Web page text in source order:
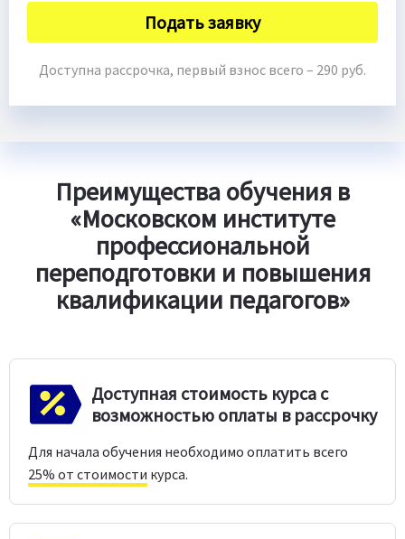
Подать заявку
Доступна рассрочка, первый взнос всего – 290 руб.
Преимущества обучения в
«Московском институте
профессиональной
переподготовки и повышения
квалификации педагогов»
Доступная стоимость курса с
возможностью оплаты в рассрочку
Для начала обучения необходимо оплатить всего
25% от стоимости курса.